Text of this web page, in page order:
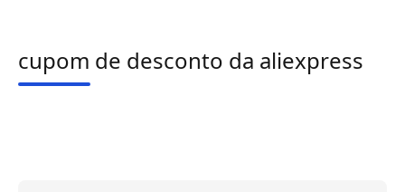
cupom de desconto da aliexpress